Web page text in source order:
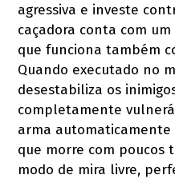
agressiva e investe
caçadora conta com
que funciona também
Quando executado no
desestabiliza os
completamente
arma
que morre com poucos
modo de mira livre,